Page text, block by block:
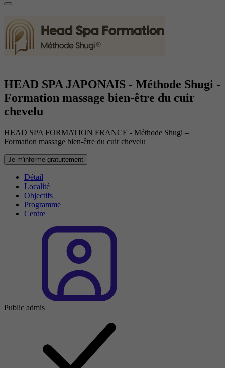
HEAD SPA JAPONAIS - Méthode Shugi -
Formation massage bien-être du cuir
chevelu
HEAD SPA FORMATION FRANCE - Méthode Shugi –
Formation massage bien-être du cuir chevelu
Je m'informe gratuitement
Détail
Localité
Objectifs
Programme
Centre
Public admis